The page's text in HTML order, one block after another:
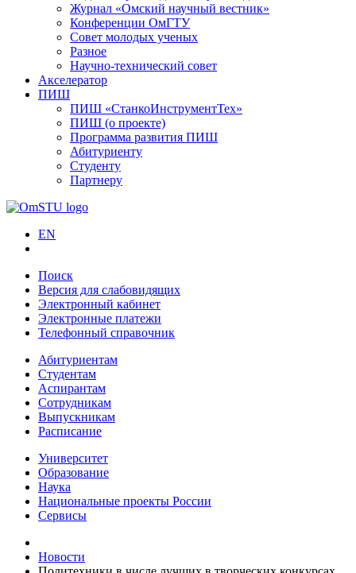
Журнал «Омский научный вестник»
Конференции ОмГТУ
Совет молодых ученых
Разное
Научно-технический совет
Акселератор
ПИШ
ПИШ «СтанкоИнструментТех»
ПИШ (о проекте)
Программа развития ПИШ
Абитуриенту
Студенту
Партнеру
EN
Поиск
Версия для слабовидящих
Электронный кабинет
Электронные платежи
Телефонный справочник
Абитуриентам
Студентам
Аспирантам
Сотрудникам
Выпускникам
Расписание
Университет
Образование
Наука
Национальные проекты России
Сервисы
Новости